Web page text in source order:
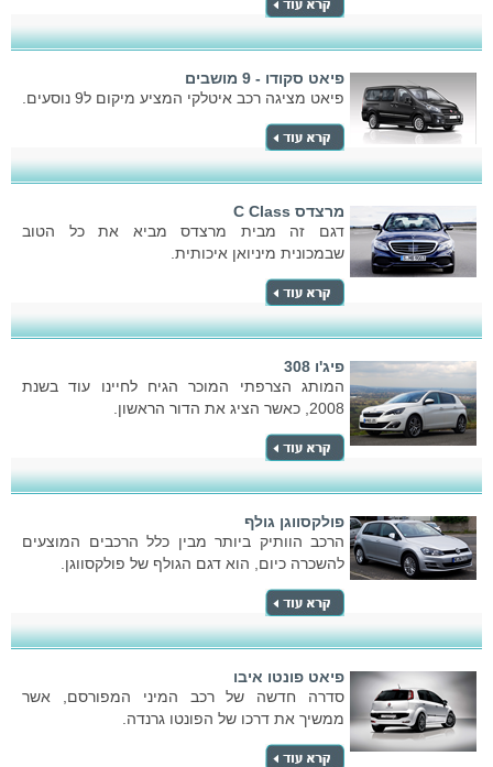
פיאט סקודו - 9 מושבים
פיאט מציגה רכב איטלקי המציע מיקום ל9 נוסעים.
מרצדס C Class
דגם זה מבית מרצדס מביא את כל הטוב
שבמכונית מיניואן איכותית.
פיג'ו 308
המותג הצרפתי המוכר הגיח לחיינו עוד בשנת
2008, כאשר הציג את הדור הראשון.
פולקסווגן גולף
הרכב הוותיק ביותר מבין כלל הרכבים המוצעים
להשכרה כיום, הוא דגם הגולף של פולקסווגן.
פיאט פונטו איבו
סדרה חדשה של רכב המיני המפורסם, אשר
ממשיך את דרכו של הפונטו גרנדה.